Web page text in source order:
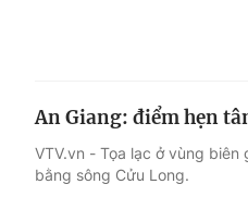
An Giang: điểm hẹn
VTV.vn - Tọa lạc ở vùng
bằng sông Cửu Long.